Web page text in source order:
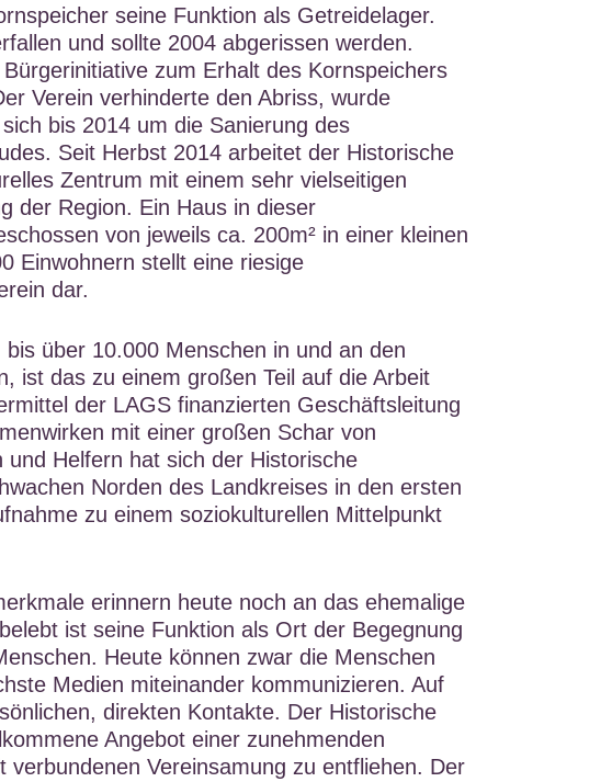
seine Funktion als Getreidelager.
und sollte 2004 abgerissen werden.
zum Erhalt des Kornspeichers
Verein verhinderte den Abriss, wurde
bis 2014 um die Sanierung des
Seit Herbst 2014 arbeitet der Historische
Zentrum mit einem sehr vielseitigen
der Region. Ein Haus in dieser
von jeweils ca. 200m² in einer kleinen
Einwohnern stellt eine riesige
dar.
über 10.000 Menschen in und an den
ist das zu einem großen Teil auf die Arbeit
der LAGS finanzierten Geschäftsleitung
mit einer großen Schar von
und Helfern hat sich der Historische
Norden des Landkreises in den ersten
zu einem soziokulturellen Mittelpunkt
erinnern heute noch an das ehemalige
ist seine Funktion als Ort der Begegnung
Heute können zwar die Menschen
Medien miteinander kommunizieren. Auf
direkten Kontakte. Der Historische
Angebot einer zunehmenden
verbundenen Vereinsamung zu entfliehen. Der